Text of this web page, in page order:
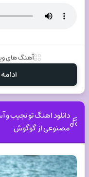
آهنگ های
دانلود اهنگ تو نجیب
مصنوعی از گوگوش